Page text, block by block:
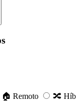
🏠 Remoto 🔀